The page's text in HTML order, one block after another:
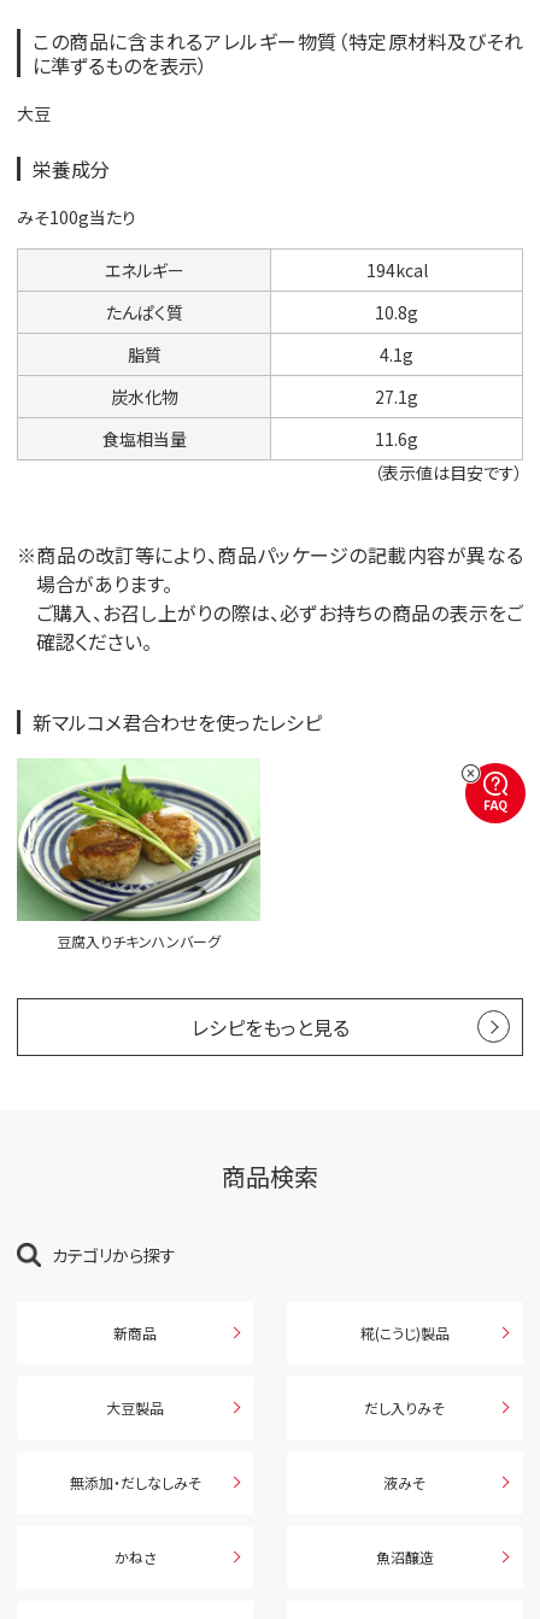
この商品に含まれるアレルギー物質（特定原材料及びそれ
に準ずるものを表示）
大豆
栄養成分
みそ100g当たり
エネルギー
194kcal
たんぱく質
10.8g
脂質
4.1g
炭水化物
27.1g
食塩相当量
11.6g
（表示値は目安です）
※商品の改訂等により、商品パッケージの記載内容が異なる
場合があります。
ご購入、お召し上がりの際は、必ずお持ちの商品の表示をご
確認ください。
新マルコメ君合わせを使ったレシピ
豆腐入りチキンハンバーグ
レシピをもっと見る
商品検索
カテゴリから探す
新商品 糀(こうじ)製品
大豆製品 だし入りみそ
無添加・だしなしみそ 液みそ
かねさ 魚沼醸造
FAQ